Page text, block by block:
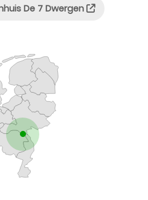
De 7 Dwergen